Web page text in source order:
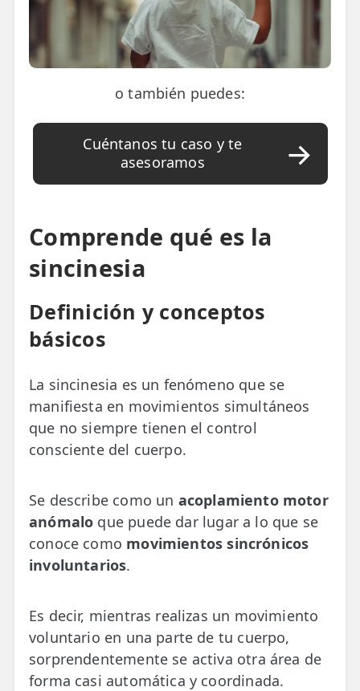
✨ Drenaje Linfático Manual
✨ Presoterapia
FRECUENTES
Rotura Fibrilar
Dolor de Cabeza
Hernia Discal
Fascitis Plantar
Lumbalgia
Ciática
Bursitis de Hombro
Síndrome Piramidal
Tendinitis de Aquiles
o también puedes:
Cuéntanos tu caso y te
asesoramos
Comprende qué es la
sincinesia
Definición y conceptos
básicos
La sincinesia es un fenómeno que se
manifiesta en movimientos simultáneos
que no siempre tienen el control
consciente del cuerpo.
Se describe como un acoplamiento motor
anómalo que puede dar lugar a lo que se
conoce como movimientos sincrónicos
involuntarios.
Es decir, mientras realizas un movimiento
voluntario en una parte de tu cuerpo,
sorprendentemente se activa otra área de
forma casi automática y coordinada.